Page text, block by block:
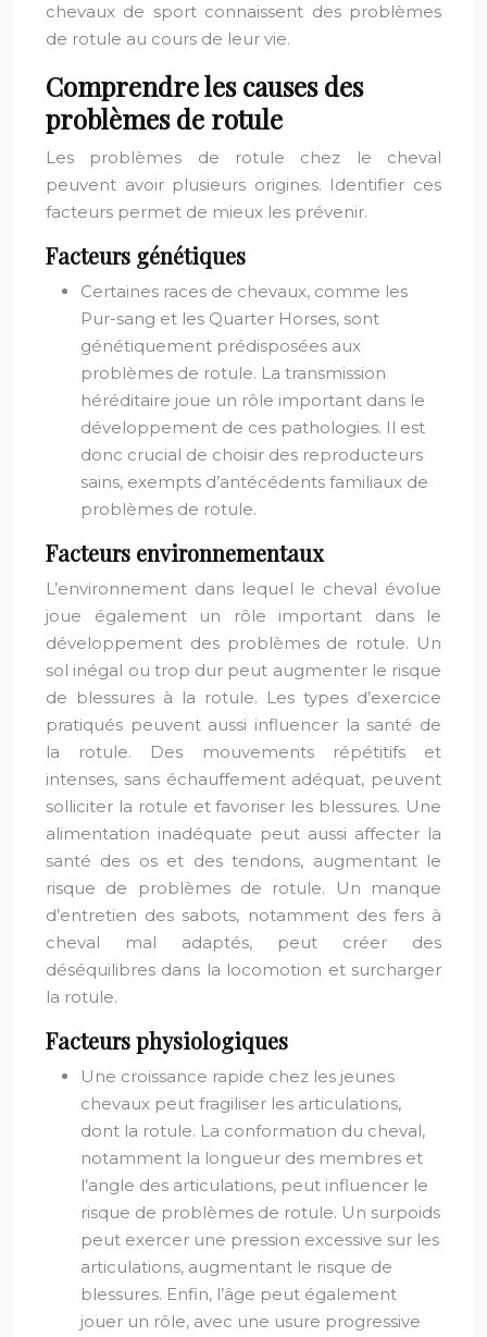
chevaux de sport connaissent des problèmes
de rotule au cours de leur vie.
Comprendre les causes des
problèmes de rotule
Les problèmes de rotule chez le cheval
peuvent avoir plusieurs origines. Identifier ces
facteurs permet de mieux les prévenir.
Facteurs génétiques
Certaines races de chevaux, comme les
Pur-sang et les Quarter Horses, sont
génétiquement prédisposées aux
problèmes de rotule. La transmission
héréditaire joue un rôle important dans le
développement de ces pathologies. Il est
donc crucial de choisir des reproducteurs
sains, exempts d’antécédents familiaux de
problèmes de rotule.
Facteurs environnementaux
L’environnement dans lequel le cheval évolue
joue également un rôle important dans le
développement des problèmes de rotule. Un
sol inégal ou trop dur peut augmenter le risque
de blessures à la rotule. Les types d’exercice
pratiqués peuvent aussi influencer la santé de
la rotule. Des mouvements répétitifs et
intenses, sans échauffement adéquat, peuvent
solliciter la rotule et favoriser les blessures. Une
alimentation inadéquate peut aussi affecter la
santé des os et des tendons, augmentant le
risque de problèmes de rotule. Un manque
d’entretien des sabots, notamment des fers à
cheval mal adaptés, peut créer des
déséquilibres dans la locomotion et surcharger
la rotule.
Facteurs physiologiques
Une croissance rapide chez les jeunes
chevaux peut fragiliser les articulations,
dont la rotule. La conformation du cheval,
notamment la longueur des membres et
l’angle des articulations, peut influencer le
risque de problèmes de rotule. Un surpoids
peut exercer une pression excessive sur les
articulations, augmentant le risque de
blessures. Enfin, l’âge peut également
jouer un rôle, avec une usure progressive